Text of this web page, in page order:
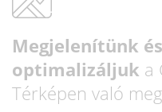
Megjelenítünk és
optimalizáljuk a
Térképen való